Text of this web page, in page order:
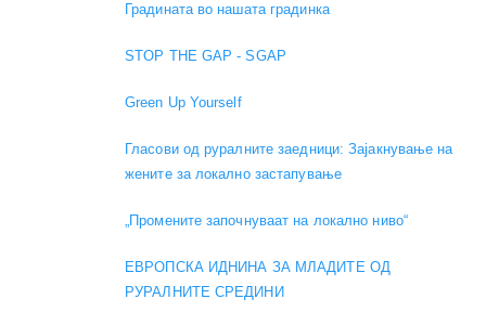
Градината во нашата градинка
STOP THE GAP - SGAP
Green Up Yourself
Гласови од руралните заедници: Зајакнување на
жените за локално застапување
„Промените започнуваат на локално ниво“
ЕВРОПСКА ИДНИНА ЗА МЛАДИТЕ ОД
РУРАЛНИТЕ СРЕДИНИ